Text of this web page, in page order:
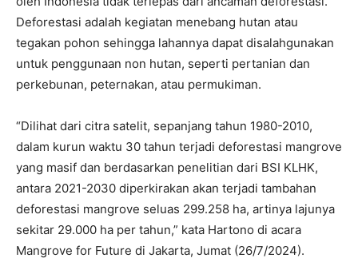
Deforestasi adalah kegiatan menebang hutan atau
tegakan pohon sehingga lahannya dapat disalahgunakan
untuk penggunaan non hutan, seperti pertanian dan
perkebunan, peternakan, atau permukiman.
“Dilihat dari citra satelit, sepanjang tahun 1980-2010,
dalam kurun waktu 30 tahun terjadi deforestasi mangrove
yang masif dan berdasarkan penelitian dari BSI KLHK,
antara 2021-2030 diperkirakan akan terjadi tambahan
deforestasi mangrove seluas 299.258 ha, artinya lajunya
sekitar 29.000 ha per tahun,” kata Hartono di acara
Mangrove for Future di Jakarta, Jumat (26/7/2024).